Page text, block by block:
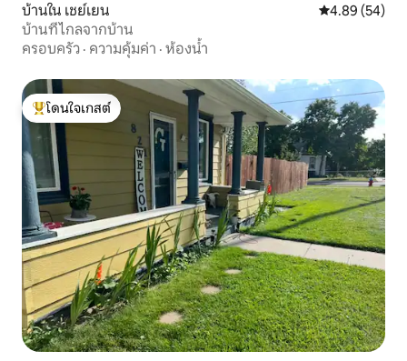
บ้านใน เชย์เยน คะแนนเฉลี่ย
4.89 (54)
บ้านที่ไกลจากบ้าน
ครอบครัว · ความคุ้มค่า · ห้องน้ำ
โดนใจเกสต์ที่สุด
โดนใจเกสต์